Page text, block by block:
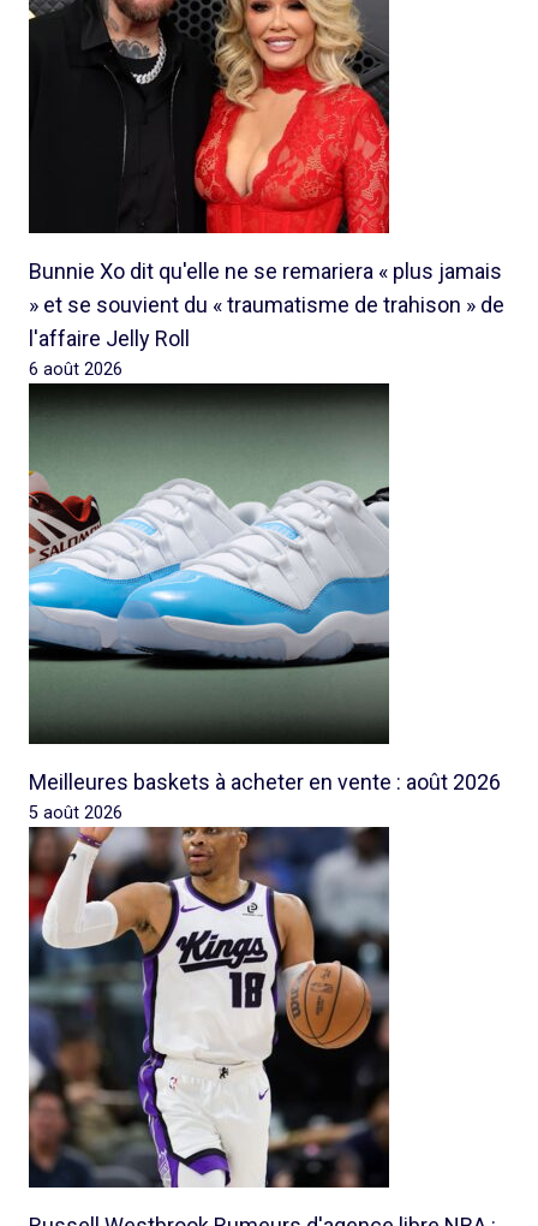
Bunnie Xo dit qu'elle ne se remariera « plus jamais
» et se souvient du « traumatisme de trahison » de
l'affaire Jelly Roll
6 août 2026
Meilleures baskets à acheter en vente : août 2026
5 août 2026